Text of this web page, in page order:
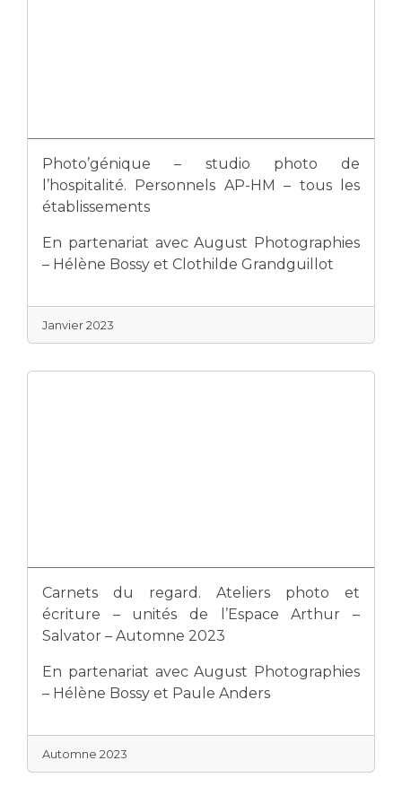
Photo’génique – studio photo de
l’hospitalité. Personnels AP-HM – tous les
établissements
En partenariat avec August Photographies
– Hélène Bossy et Clothilde Grandguillot
Janvier 2023
Carnets du regard. Ateliers photo et
écriture – unités de l’Espace Arthur –
Salvator – Automne 2023
En partenariat avec August Photographies
– Hélène Bossy et Paule Anders
Automne 2023